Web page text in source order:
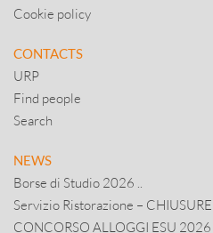
Cookie policy
CONTACTS
URP
Find people
Search
NEWS
Borse di Studio 2026 ..
Servizio Ristorazione – CHIUSURE ..
CONCORSO ALLOGGI ESU 2026 ..